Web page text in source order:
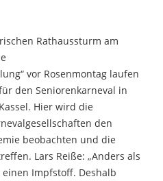
Rathaussturm am
vor Rosenmontag laufen
den Seniorenkarneval in
Hier wird die
den
beobachten und die
Lars Reiße: „Anders als
Impfstoff. Deshalb